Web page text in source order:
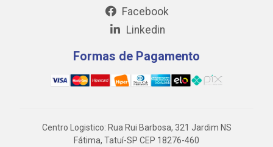
Facebook
Linkedin
Formas de Pagamento
Centro Logistico: Rua Rui Barbosa, 321 Jardim NS
Fátima, Tatuí-SP CEP 18276-460